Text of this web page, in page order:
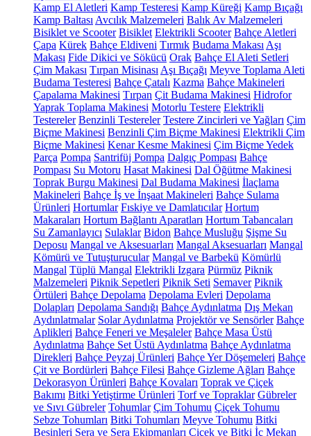
Kamp El Aletleri Kamp Testeresi Kamp Küreği Kamp Bıçağı
Kamp Baltası Avcılık Malzemeleri Balık Av Malzemeleri
Bisiklet ve Scooter Bisiklet Elektrikli Scooter Bahçe Aletleri
Çapa Kürek Bahçe Eldiveni Tırmık Budama Makası Aşı
Makası Fide Dikici ve Sökücü Orak Bahçe El Aleti Setleri
Çim Makası Tırpan Misinası Aşı Bıçağı Meyve Toplama Aleti
Budama Testeresi Bahçe Çatalı Kazma Bahçe Makineleri
Çapalama Makinesi Tırpan Çit Budama Makinesi Hidrofor
Yaprak Toplama Makinesi Motorlu Testere Elektrikli
Testereler Benzinli Testereler Testere Zincirleri ve Yağları Çim
Biçme Makinesi Benzinli Çim Biçme Makinesi Elektrikli Çim
Biçme Makinesi Kenar Kesme Makinesi Çim Biçme Yedek
Parça Pompa Santrifüj Pompa Dalgıç Pompası Bahçe
Pompası Su Motoru Hasat Makinesi Dal Öğütme Makinesi
Toprak Burgu Makinesi Dal Budama Makinesi İlaçlama
Makineleri Bahçe İş ve İnşaat Makineleri Bahçe Sulama
Ürünleri Hortumlar Fıskiye ve Damlatıcılar Hortum
Makaraları Hortum Bağlantı Aparatları Hortum Tabancaları
Su Zamanlayıcı Sulaklar Bidon Bahçe Musluğu Şişme Su
Deposu Mangal ve Aksesuarları Mangal Aksesuarları Mangal
Kömürü ve Tutuşturucular Mangal ve Barbekü Kömürlü
Mangal Tüplü Mangal Elektrikli Izgara Pürmüz Piknik
Malzemeleri Piknik Sepetleri Piknik Seti Semaver Piknik
Örtüleri Bahçe Depolama Depolama Evleri Depolama
Dolapları Depolama Sandığı Bahçe Aydınlatma Dış Mekan
Aydınlatmalar Solar Aydınlatma Projektör ve Sensörler Bahçe
Aplikleri Bahçe Feneri ve Meşaleler Bahçe Masa Üstü
Aydınlatma Bahçe Set Üstü Aydınlatma Bahçe Aydınlatma
Direkleri Bahçe Peyzaj Ürünleri Bahçe Yer Döşemeleri Bahçe
Çit ve Bordürleri Bahçe Filesi Bahçe Gizleme Ağları Bahçe
Dekorasyon Ürünleri Bahçe Kovaları Toprak ve Çiçek
Bakımı Bitki Yetiştirme Ürünleri Torf ve Topraklar Gübreler
ve Sıvı Gübreler Tohumlar Çim Tohumu Çiçek Tohumu
Sebze Tohumları Bitki Tohumları Meyve Tohumu Bitki
Besinleri Sera ve Sera Ekipmanları Çiçek ve Bitki İç Mekan